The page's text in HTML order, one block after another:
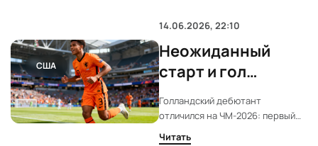
внимания — тактическая борьба
США
14.06.2026, 22:10
Неожиданный
старт и гол
новичка сборной
Нидерландов в
матче с Японией
Голландский дебютант
отличился на ЧМ-2026: первый
мяч Суммервилля. 24-летний
Читать